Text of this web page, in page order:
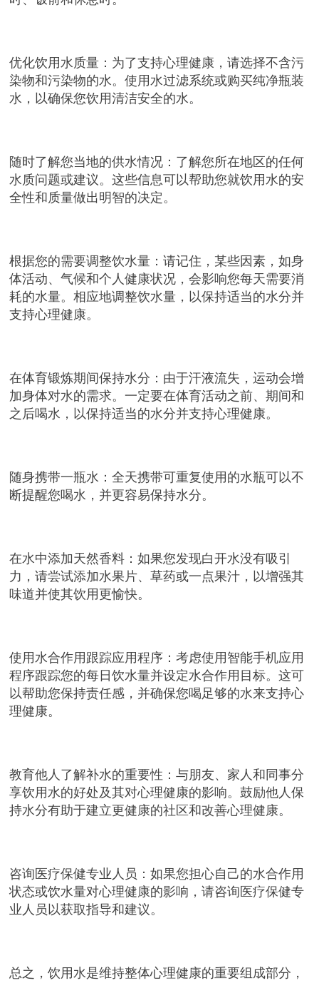
优化饮用水质量：为了支持心理健康，请选择不含污
染物和污染物的水。使用水过滤系统或购买纯净瓶装
水，以确保您饮用清洁安全的水。
随时了解您当地的供水情况：了解您所在地区的任何
水质问题或建议。这些信息可以帮助您就饮用水的安
全性和质量做出明智的决定。
根据您的需要调整饮水量：请记住，某些因素，如身
体活动、气候和个人健康状况，会影响您每天需要消
耗的水量。相应地调整饮水量，以保持适当的水分并
支持心理健康。
在体育锻炼期间保持水分：由于汗液流失，运动会增
加身体对水的需求。一定要在体育活动之前、期间和
之后喝水，以保持适当的水分并支持心理健康。
随身携带一瓶水：全天携带可重复使用的水瓶可以不
断提醒您喝水，并更容易保持水分。
在水中添加天然香料：如果您发现白开水没有吸引
力，请尝试添加水果片、草药或一点果汁，以增强其
味道并使其饮用更愉快。
使用水合作用跟踪应用程序：考虑使用智能手机应用
程序跟踪您的每日饮水量并设定水合作用目标。这可
以帮助您保持责任感，并确保您喝足够的水来支持心
理健康。
教育他人了解补水的重要性：与朋友、家人和同事分
享饮用水的好处及其对心理健康的影响。鼓励他人保
持水分有助于建立更健康的社区和改善心理健康。
咨询医疗保健专业人员：如果您担心自己的水合作用
状态或饮水量对心理健康的影响，请咨询医疗保健专
业人员以获取指导和建议。
总之，饮用水是维持整体心理健康的重要组成部分，